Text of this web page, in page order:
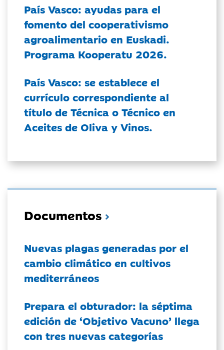
País Vasco: ayudas para el
fomento del cooperativismo
agroalimentario en Euskadi.
Programa Kooperatu 2026.
País Vasco: se establece el
currículo correspondiente al
título de Técnica o Técnico en
Aceites de Oliva y Vinos.
Documentos
Nuevas plagas generadas por el
cambio climático en cultivos
mediterráneos
Prepara el obturador: la séptima
edición de ‘Objetivo Vacuno’ llega
con tres nuevas categorías